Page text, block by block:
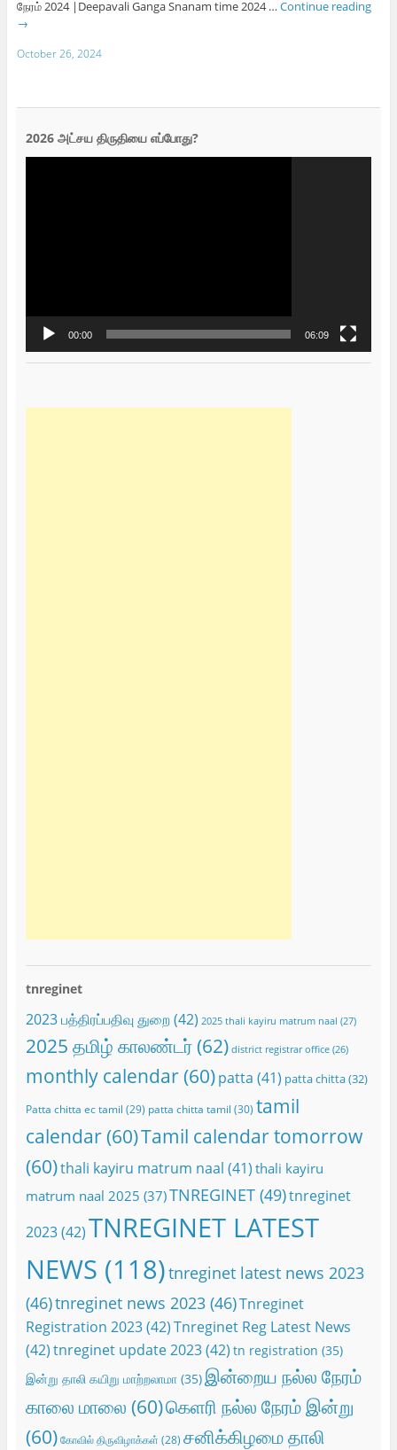
நேரம் 2024 |Deepavali Ganga Snanam time 2024 … Continue reading
→
October 26, 2024
2026 அட்சய திருதியை எப்போது?
00:00 06:09
tnreginet
2023 பத்திரப்பதிவு துறை(42) 2025 thali kayiru matrum naal (27)
2025 தமிழ் காலண்டர்(62) district registrar office(26)
monthly calendar(60) patta (41) patta chitta(32)
Patta chitta ec tamil (29) patta chitta tamil (30) tamil
calendar(60)Tamil calendar tomorrow
(60)thali kayiru matrum naal (41) thali kayiru
matrum naal 2025 (37)TNREGINET(49)tnreginet
2023(42)TNREGINET LATEST
NEWS (118)tnreginet latest news 2023
(46)tnreginet news 2023(46)Tnreginet
Registration 2023(42)Tnreginet Reg Latest News
(42)tnreginet update 2023(42) tn registration (35)
இன்று தாலி கயிறு மாற்றலாமா(35)இன்றைய நல்ல நேரம்
காலை மாலை (60)கெளரி நல்ல நேரம் இன்று
(60) கோவில் திருவிழாக்கள் (28) சனிக்கிழமை தாலி